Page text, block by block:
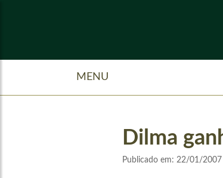
MENU
Dilma
Publicado em: 22/01/2007